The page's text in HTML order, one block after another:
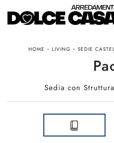
HOME - LIVING - SEDIE
Sedia con